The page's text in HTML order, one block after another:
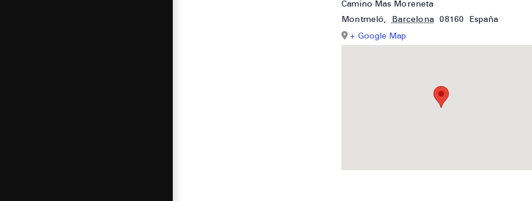
Camino Mas Moreneta
Montmeló, Barcelona 08160
España
+ Google Map